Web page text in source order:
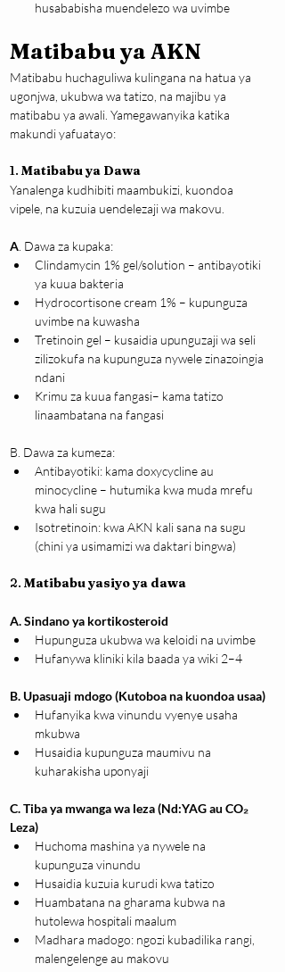
husababisha muendelezo wa uvimbe
Matibabu ya AKN
Matibabu huchaguliwa kulingana na hatua ya
ugonjwa, ukubwa wa tatizo, na majibu ya
matibabu ya awali. Yamegawanyika katika
makundi yafuatayo:
1. Matibabu ya Dawa
Yanalenga kudhibiti maambukizi, kuondoa
vipele, na kuzuia uendelezaji wa makovu.
A . Dawa za kupaka:
Clindamycin 1% gel/solution – antibayotiki
ya kuua bakteria
Hydrocortisone cream 1% – kupunguza
uvimbe na kuwasha
Tretinoin gel – kusaidia upunguzaji wa seli
zilizokufa na kupunguza nywele zinazoingia
ndani
Krimu za kuua fangasi– kama tatizo
linaambatana na fangasi
B. Dawa za kumeza:
Antibayotiki: kama doxycycline au
minocycline – hutumika kwa muda mrefu
kwa hali sugu
Isotretinoin: kwa AKN kali sana na sugu
(chini ya usimamizi wa daktari bingwa)
2. Matibabu yasiyo ya dawa
A. Sindano ya kortikosteroid
Hupunguza ukubwa wa keloidi na uvimbe
Hufanywa kliniki kila baada ya wiki 2–4
B. Upasuaji mdogo (Kutoboa na kuondoa usaa)
Hufanyika kwa vinundu vyenye usaha
mkubwa
Husaidia kupunguza maumivu na
kuharakisha uponyaji
C. Tiba ya mwanga wa leza (Nd:YAG au CO₂
Leza)
Huchoma mashina ya nywele na
kupunguza vinundu
Husaidia kuzuia kurudi kwa tatizo
Huambatana na gharama kubwa na
hutolewa hospitali maalum
Madhara madogo: ngozi kubadilika rangi,
malengelenge au makovu